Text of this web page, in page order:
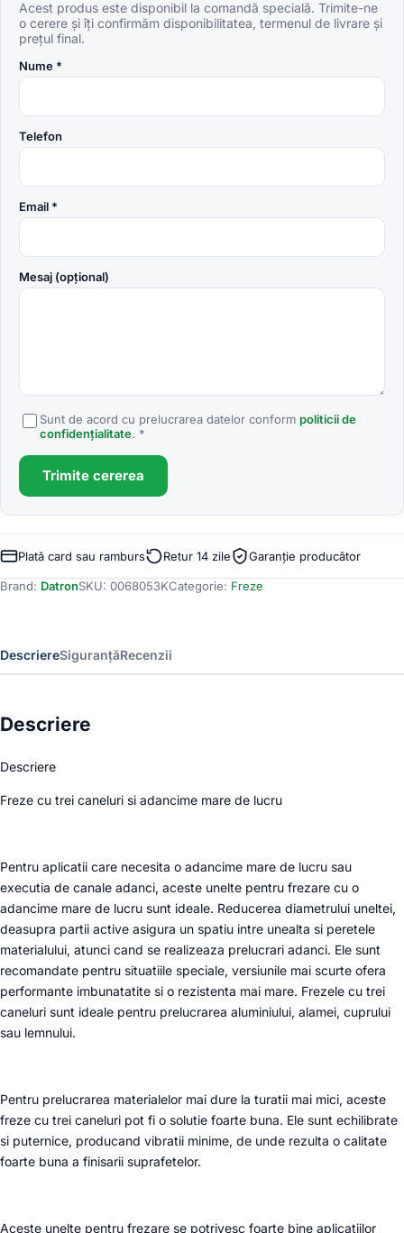
Acest produs este disponibil la comandă specială. Trimite-ne
o cerere și îți confirmăm disponibilitatea, termenul de livrare și
prețul final.
Nume *
Telefon
Email *
Mesaj (opțional)
Sunt de acord cu prelucrarea datelor conform politicii de
confidențialitate. *
Trimite cererea
Plată card sau ramburs Retur 14 zile Garanție producător
Brand: DatronSKU: 0068053KCategorie: Freze
DescriereSiguranțăRecenzii
Descriere
Descriere
Freze cu trei caneluri si adancime mare de lucru
Pentru aplicatii care necesita o adancime mare de lucru sau
executia de canale adanci, aceste unelte pentru frezare cu o
adancime mare de lucru sunt ideale. Reducerea diametrului uneltei,
deasupra partii active asigura un spatiu intre unealta si peretele
materialului, atunci cand se realizeaza prelucrari adanci. Ele sunt
recomandate pentru situatiile speciale, versiunile mai scurte ofera
performante imbunatatite si o rezistenta mai mare. Frezele cu trei
caneluri sunt ideale pentru prelucrarea aluminiului, alamei, cuprului
sau lemnului.
Pentru prelucrarea materialelor mai dure la turatii mai mici, aceste
freze cu trei caneluri pot fi o solutie foarte buna. Ele sunt echilibrate
si puternice, producand vibratii minime, de unde rezulta o calitate
foarte buna a finisarii suprafetelor.
Aceste unelte pentru frezare se potrivesc foarte bine aplicatiilor